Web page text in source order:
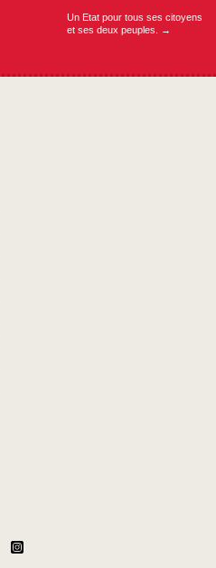
Un Etat pour tous ses citoyens
et ses deux peuples.
→